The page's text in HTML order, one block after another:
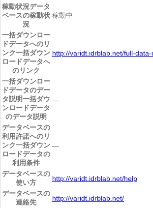
稼動状況データ
ベースの稼動状
況
稼動中
一括ダウンロー
ドデータへのリ
ンク一括ダウン
ロードデータへ
のリンク
http://varidt.idrblab.net/full-data-
一括ダウンロー
ドデータのデー
タ説明一括ダウ
ンロードデータ
のデータ説明
―
データベースの
利用許諾へのリ
ンク一括ダウン
ロードデータの
利用条件
―
データベースの
使い方
http://varidt.idrblab.net/help
データベースの
連絡先
http://varidt.idrblab.net/